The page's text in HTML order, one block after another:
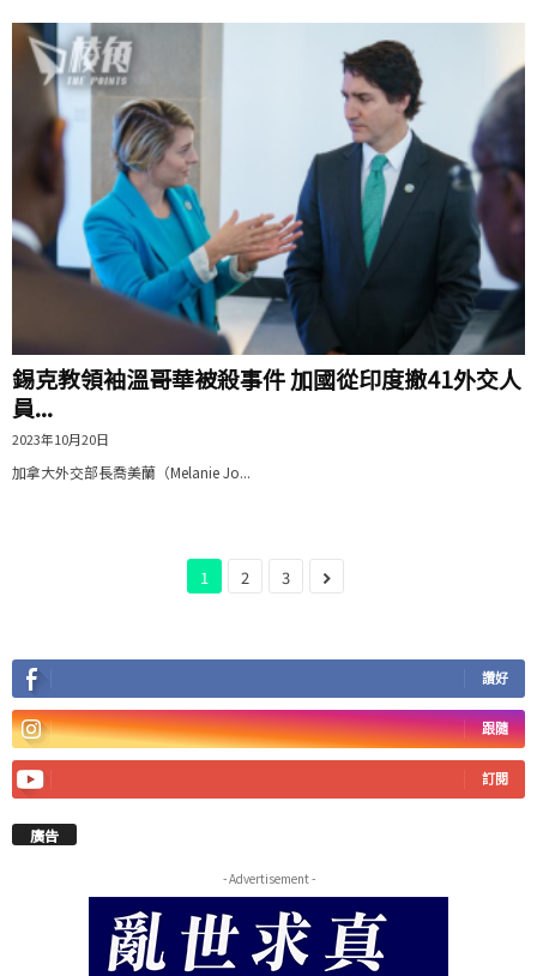
錫克教領袖溫哥華被殺事件 加國從印度撤41外交人
員...
2023年10月20日
加拿大外交部長喬美蘭（Melanie Jo...
1 2 3
讚好
跟隨
訂閱
廣告
- Advertisement -